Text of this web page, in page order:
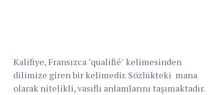
Kalifiye, Fransızca "qualifié" kelimesinden
dilimize giren bir kelimedir. Sözlükteki mana
olarak nitelikli, vasıflı anlamlarını taşımaktadır.